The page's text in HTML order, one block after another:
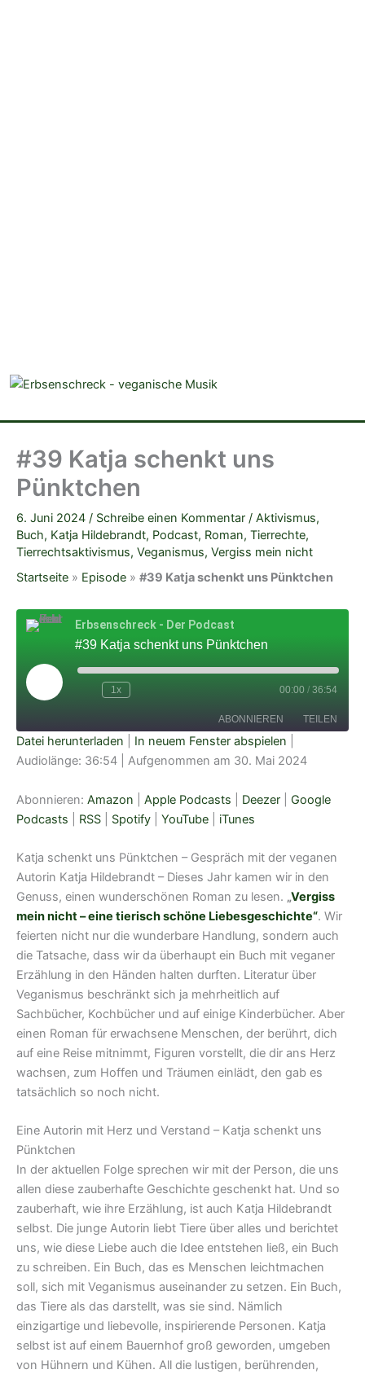
#39 Katja schenkt uns
Pünktchen
6. Juni 2024 / Schreibe einen Kommentar / Aktivismus,
Buch, Katja Hildebrandt, Podcast, Roman, Tierrechte,
Tierrechtsaktivismus, Veganismus, Vergiss mein nicht
Startseite » Episode » #39 Katja schenkt uns Pünktchen
Erbsenschreck - Der Podcast
#39 Katja schenkt uns Pünktchen
Play
Episode
1x 00:00 / 36:54
ABONNIEREN TEILEN
Amazon Apple Podcasts
RSS Spotify
RSS FEED
TEILEN
LINK
Datei herunterladen In neuem Fenster abspielen
Audiolänge: 36:54
Aufgenommen am 30. Mai 2024
Abonnieren: Amazon Apple Podcasts Deezer
Google
Podcasts
RSS Spotify YouTube iTunes
Katja schenkt uns Pünktchen – Gespräch mit der veganen
Autorin Katja Hildebrandt – Dieses Jahr kamen wir in den
Genuss, einen wunderschönen Roman zu lesen. „Vergiss
mein nicht – eine tierisch schöne Liebesgeschichte“. Wir
feierten nicht nur die wunderbare Handlung, sondern auch
die Tatsache, dass wir da überhaupt ein Buch mit veganer
Erzählung in den Händen halten durften. Literatur über
Veganismus beschränkt sich ja mehrheitlich auf
Sachbücher, Kochbücher und auf einige Kinderbücher. Aber
einen Roman für erwachsene Menschen, der berührt, dich
auf eine Reise mitnimmt, Figuren vorstellt, die dir ans Herz
wachsen, zum Hoffen und Träumen einlädt, den gab es
tatsächlich so noch nicht.
Eine Autorin mit Herz und Verstand – Katja schenkt uns
Pünktchen
In der aktuellen Folge sprechen wir mit der Person, die uns
allen diese zauberhafte Geschichte geschenkt hat. Und so
zauberhaft, wie ihre Erzählung, ist auch Katja Hildebrandt
selbst. Die junge Autorin liebt Tiere über alles und berichtet
uns, wie diese Liebe auch die Idee entstehen ließ, ein Buch
zu schreiben. Ein Buch, das es Menschen leichtmachen
soll, sich mit Veganismus auseinander zu setzen. Ein Buch,
das Tiere als das darstellt, was sie sind. Nämlich
einzigartige und liebevolle, inspirierende Personen. Katja
selbst ist auf einem Bauernhof groß geworden, umgeben
von Hühnern und Kühen. All die lustigen, berührenden,